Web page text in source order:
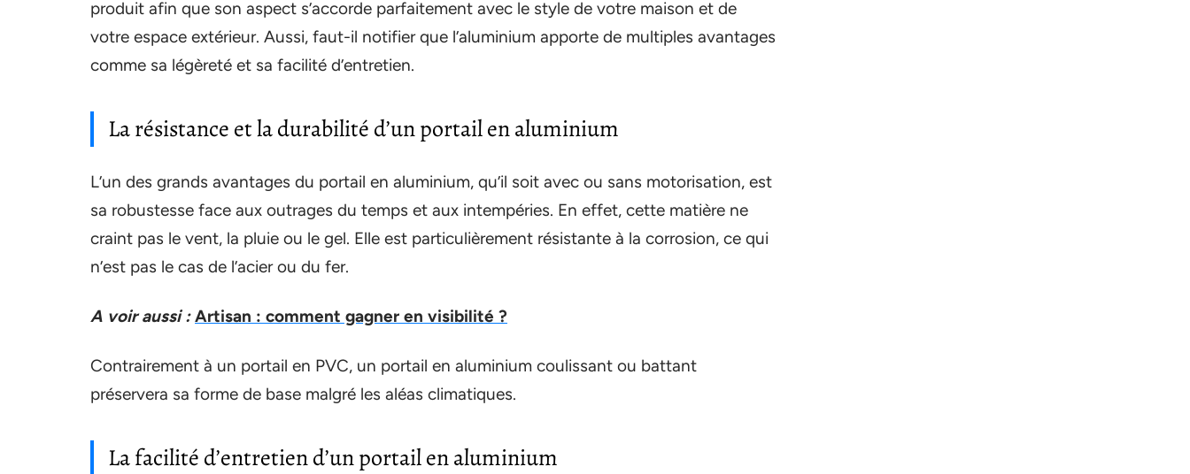
produit afin que son aspect s’accorde parfaitement avec le style de votre maison et de
votre espace extérieur. Aussi, faut-il notifier que l’aluminium apporte de multiples avantages
comme sa légèreté et sa facilité d’entretien.
La résistance et la durabilité d’un portail en aluminium
L’un des grands avantages du portail en aluminium, qu’il soit avec ou sans motorisation, est
sa robustesse face aux outrages du temps et aux intempéries. En effet, cette matière ne
craint pas le vent, la pluie ou le gel. Elle est particulièrement résistante à la corrosion, ce qui
n’est pas le cas de l’acier ou du fer.
A voir aussi : Artisan : comment gagner en visibilité ?
Contrairement à un portail en PVC, un portail en aluminium coulissant ou battant
préservera sa forme de base malgré les aléas climatiques.
La facilité d’entretien d’un portail en aluminium